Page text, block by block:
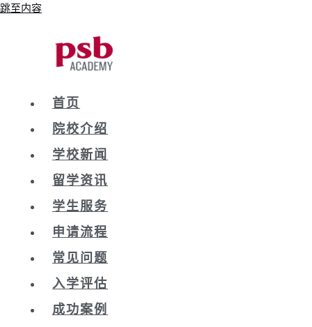
跳至内容
首页
院校介绍
学校新闻
留学资讯
学生服务
申请流程
常见问题
入学评估
成功案例